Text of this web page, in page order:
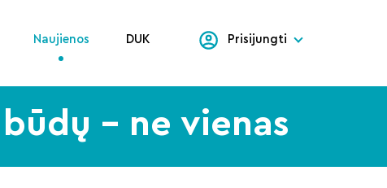
Naujienos DUK Prisijungti
– ne vienas